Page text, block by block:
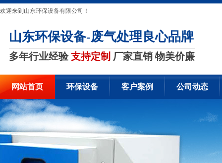
欢迎来到山东环保设备有限公司！
山东环保设备-废气处理良心品牌
多年行业经验支持定制 厂家直销 物美价廉
网站首页 环保设备 客户案例 公司动态